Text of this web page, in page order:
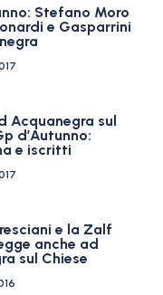
Stefano Moro
e Gasparrini
Acquanegra sul
d’Autunno:
e iscritti
e la Zalf
anche ad
sul Chiese